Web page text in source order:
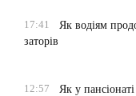
17:41
Як водіям
заторів
12:57
Як у